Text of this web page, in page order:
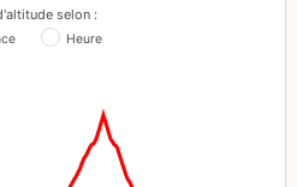
selon :
Heure